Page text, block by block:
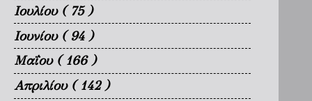
Ιουλίου ( 75 )
Ιουνίου ( 94 )
Μαΐου ( 166 )
Απριλίου ( 142 )